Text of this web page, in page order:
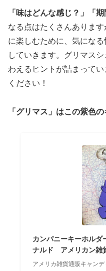
「味はどんな感じ？」「
なる点はたくさんありま
に楽しむために、気にな
していきます。グリマス
わえるヒントが詰まって
ください！
「グリマス」はこの紫色
カンパニーキーホル
ナルド アメリカン
アメリカ雑貨通販キャンデ